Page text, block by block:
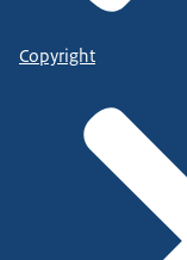
Copyright